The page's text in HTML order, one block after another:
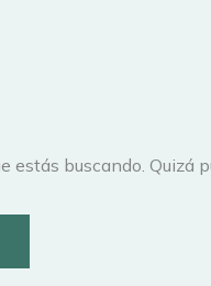
buscando. Quizá